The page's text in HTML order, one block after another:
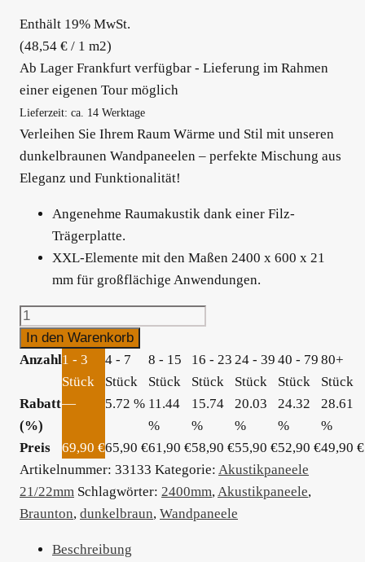
Enthält 19% MwSt.
(48,54 € / 1 m2)
Ab Lager Frankfurt verfügbar - Lieferung im Rahmen
einer eigenen Tour möglich
Lieferzeit: ca. 14 Werktage
Verleihen Sie Ihrem Raum Wärme und Stil mit unseren
dunkelbraunen Wandpaneelen – perfekte Mischung aus
Eleganz und Funktionalität!
Angenehme Raumakustik dank einer Filz-
Trägerplatte.
XXL-Elemente mit den Maßen 2400 x 600 x 21
mm für großflächige Anwendungen.
Akustikpaneele
Dunkelbraun
Furnier
ab
49,90
€/Stück
Menge
In den Warenkorb
Anzahl
Rabatt
(%)
Preis
1 - 3
Stück
—
69,90 €
4 - 7
Stück
5.72 %
65,90 €
8 - 15
Stück
11.44
%
61,90 €
16 - 23
Stück
15.74
%
58,90 €
24 - 39
Stück
20.03
%
55,90 €
40 - 79
Stück
24.32
%
52,90 €
80+
Stück
28.61
%
49,90 €
Artikelnummer: 33133 Kategorie: Akustikpaneele
21/22mm Schlagwörter: 2400mm, Akustikpaneele,
Braunton, dunkelbraun, Wandpaneele
Beschreibung